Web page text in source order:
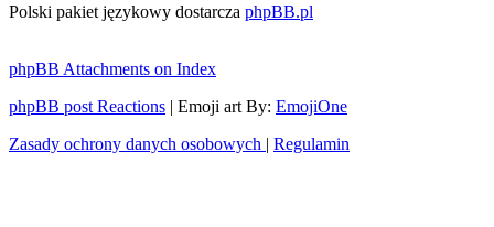
Polski pakiet językowy dostarcza phpBB.pl
phpBB Attachments on Index
phpBB post Reactions | Emoji art By: EmojiOne
Zasady ochrony danych osobowych | Regulamin